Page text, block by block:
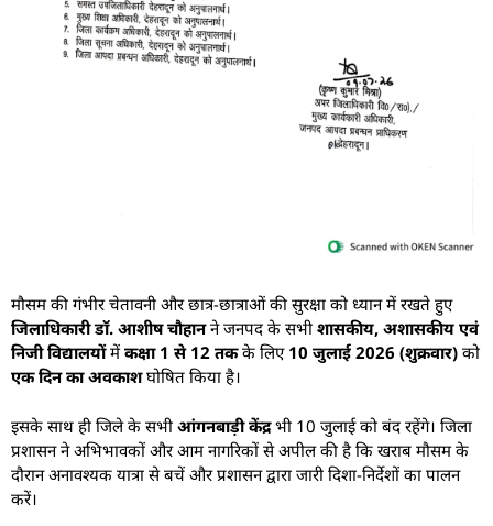
मौसम की गंभीर चेतावनी और छात्र-छात्राओं की सुरक्षा को ध्यान में रखते हुए
जिलाधिकारी डॉ. आशीष चौहानने जनपद के सभी शासकीय, अशासकीय एवं
निजी विद्यालयोंमेंकक्षा 1 से 12 तकके लिए 10 जुलाई 2026 (शुक्रवार) को
एक दिन का अवकाशघोषित किया है।
इसके साथ ही जिले के सभी आंगनबाड़ी केंद्रभी 10 जुलाई को बंद रहेंगे। जिला
प्रशासन ने अभिभावकों और आम नागरिकों से अपील की है कि खराब मौसम के
दौरान अनावश्यक यात्रा से बचें और प्रशासन द्वारा जारी दिशा-निर्देशों का पालन
करें।